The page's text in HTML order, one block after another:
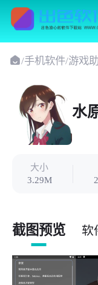
/手机软件/游戏
水
大小
3.29M
截图预览 软